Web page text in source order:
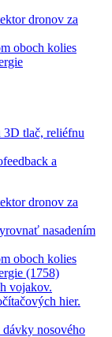
dronov za
oboch kolies
3D tlač, reliéfnu
a
dronov za
nasadením
oboch kolies
(1758)
vojakov.
hier.
dávky nosového